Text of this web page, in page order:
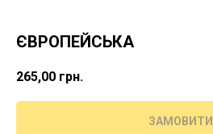
ЄВРОПЕЙСЬКА
265,00 грн.
ЗАМОВИТИ